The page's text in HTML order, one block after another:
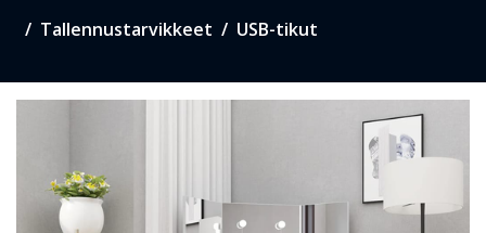
Tallennustarvikkeet USB-tikut